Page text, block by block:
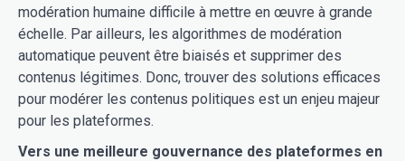
modération humaine difficile à mettre en œuvre à grande
échelle. Par ailleurs, les algorithmes de modération
automatique peuvent être biaisés et supprimer des
contenus légitimes. Donc, trouver des solutions efficaces
pour modérer les contenus politiques est un enjeu majeur
pour les plateformes.
Vers une meilleure gouvernance des plateformes en